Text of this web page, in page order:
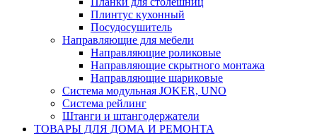
Плинтус кухонный
Посудосушитель
Направляющие для мебели
Направляющие роликовые
Направляющие скрытного монтажа
Направляющие шариковые
Система модульная JOKER, UNO
Система рейлинг
Штанги и штангодержатели
ТОВАРЫ ДЛЯ ДОМА И РЕМОНТА